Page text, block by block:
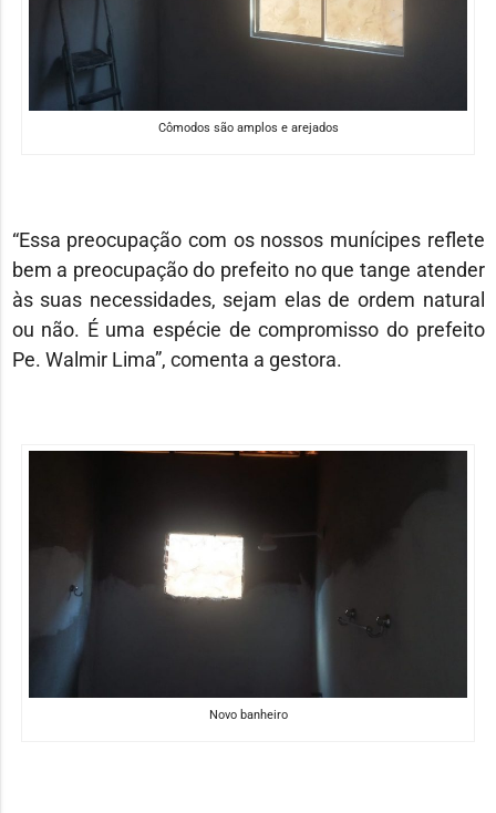
Cômodos são amplos e arejados
“Essa preocupação com os nossos munícipes reflete
bem a preocupação do prefeito no que tange atender
às suas necessidades, sejam elas de ordem natural
ou não. É uma espécie de compromisso do prefeito
Pe. Walmir Lima”, comenta a gestora.
Novo banheiro